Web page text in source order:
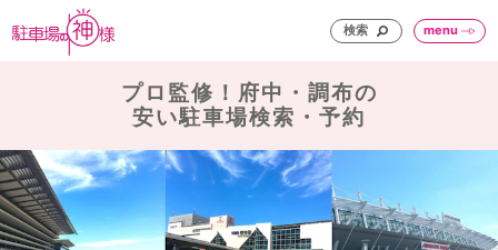
検索 menu
プロ監修！府中・調布の
安い駐車場検索・予約